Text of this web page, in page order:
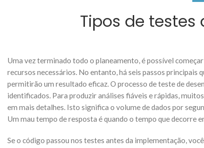
Tipos de
Uma vez terminado todo o planeamento, é possível
recursos necessários. No entanto, há seis passos principais
permitirão um resultado eficaz. O processo de teste de
identificados. Para produzir análises fiáveis e rápidas,
em mais detalhes. Isto significa o volume de dados por
Um mau tempo de resposta é quando o tempo que decorre
Se o código passou nos testes antes da implementação,